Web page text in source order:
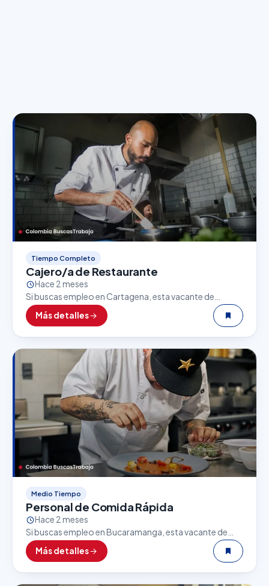
Tiempo Completo
Cajero/a de Restaurante
Hace 2 meses
Si buscas empleo en Cartagena, esta vacante de
Cajero/a de Restaurante puede ser una excelente
oportunidad. El sector gastronómico es uno de los
que…
Más detalles
Medio Tiempo
Personal de Comida Rápida
Hace 2 meses
Si buscas empleo en Bucaramanga, esta vacante de
Personal de Comida Rápida puede ser una excelente
oportunidad. El sector gastronómico es uno de los…
Más detalles